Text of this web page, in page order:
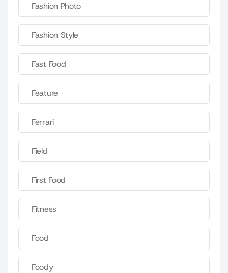
Fashion Photo
Fashion Style
Fast Food
Feature
Ferrari
Field
First Food
Fitness
Food
Foody